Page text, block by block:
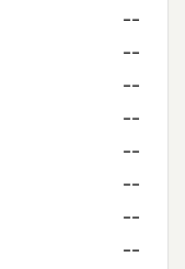
--
--
--
--
--
--
--
--